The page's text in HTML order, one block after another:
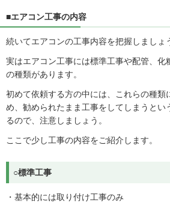
■エアコン工事の内容
続いてエアコンの工事内容を把握しましょ
実はエアコン工事には標準工事や配管、化
の種類があります。
初めて依頼する方の中には、これらの種類
め、勧められたまま工事をしてしまうとい
るので、注意しましょう。
ここで少し工事の内容をご紹介します。
○標準工事
・基本的には取り付け工事のみ